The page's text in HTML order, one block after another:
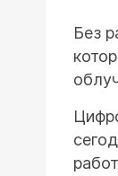
Без